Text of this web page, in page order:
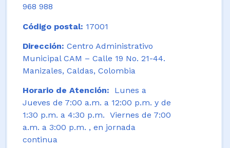
968 988
Código postal: 17001
Dirección: Centro Administrativo
Municipal CAM – Calle 19 No. 21-44.
Manizales, Caldas, Colombia
Horario de Atención: Lunes a
Jueves de 7:00 a.m. a 12:00 p.m. y de
1:30 p.m. a 4:30 p.m. Viernes de 7:00
a.m. a 3:00 p.m. , en jornada
continua